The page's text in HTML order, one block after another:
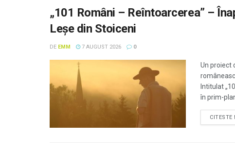
„101 Români – Reîntoarcerea” –
Leșe din Stoiceni
DE EMM 7 AUGUST 2026 0
Un proiect
Intitulat
în prim-